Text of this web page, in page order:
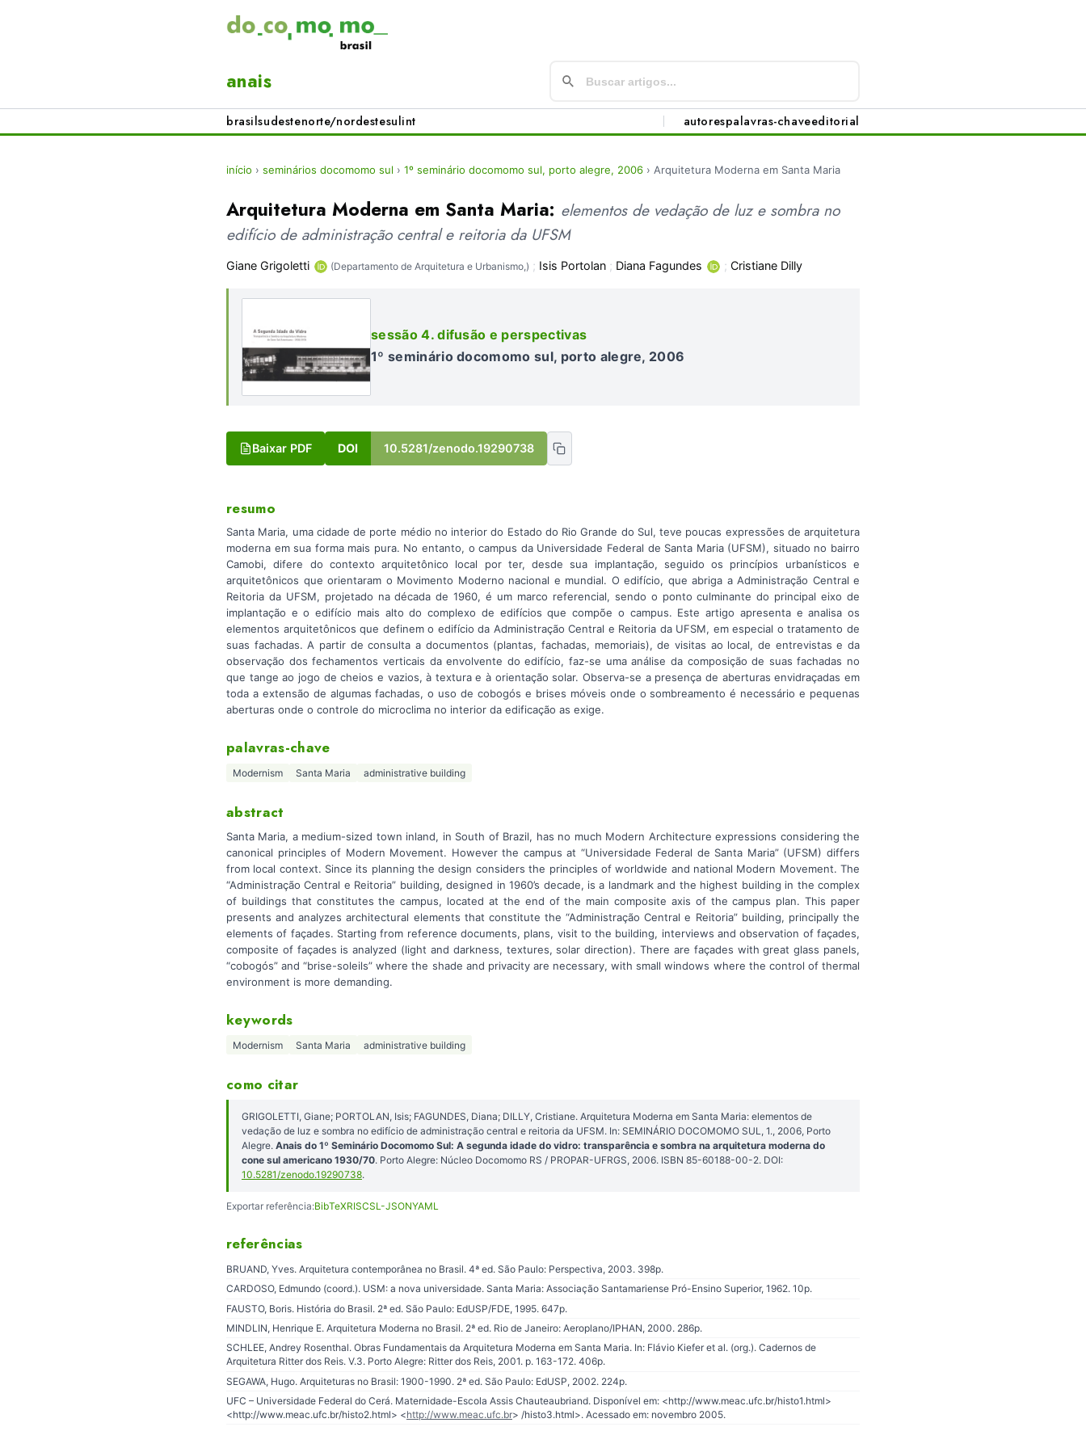
anais
brasilsudestenorte/nordestesulint autorespalavras-chaveeditorial
início › seminários docomomo sul › 1º seminário docomomo sul, porto alegre, 2006 › Arquitetura Moderna em Santa Maria
Arquitetura Moderna em Santa Maria: elementos de vedação de luz e sombra no
edifício de administração central e reitoria da UFSM
Giane Grigoletti (Departamento de Arquitetura e Urbanismo,) ; Isis Portolan ; Diana Fagundes ; Cristiane Dilly
sessão 4. difusão e perspectivas
1º seminário docomomo sul, porto alegre, 2006
Baixar PDF DOI 10.5281/zenodo.19290738
resumo
Santa Maria, uma cidade de porte médio no interior do Estado do Rio Grande do Sul, teve poucas expressões de arquitetura
moderna em sua forma mais pura. No entanto, o campus da Universidade Federal de Santa Maria (UFSM), situado no bairro
Camobi, difere do contexto arquitetônico local por ter, desde sua implantação, seguido os princípios urbanísticos e
arquitetônicos que orientaram o Movimento Moderno nacional e mundial. O edifício, que abriga a Administração Central e
Reitoria da UFSM, projetado na década de 1960, é um marco referencial, sendo o ponto culminante do principal eixo de
implantação e o edifício mais alto do complexo de edifícios que compõe o campus. Este artigo apresenta e analisa os
elementos arquitetônicos que definem o edifício da Administração Central e Reitoria da UFSM, em especial o tratamento de
suas fachadas. A partir de consulta a documentos (plantas, fachadas, memoriais), de visitas ao local, de entrevistas e da
observação dos fechamentos verticais da envolvente do edifício, faz-se uma análise da composição de suas fachadas no
que tange ao jogo de cheios e vazios, à textura e à orientação solar. Observa-se a presença de aberturas envidraçadas em
toda a extensão de algumas fachadas, o uso de cobogós e brises móveis onde o sombreamento é necessário e pequenas
aberturas onde o controle do microclima no interior da edificação as exige.
palavras-chave
Modernism Santa Maria administrative building
abstract
Santa Maria, a medium-sized town inland, in South of Brazil, has no much Modern Architecture expressions considering the
canonical principles of Modern Movement. However the campus at “Universidade Federal de Santa Maria” (UFSM) differs
from local context. Since its planning the design considers the principles of worldwide and national Modern Movement. The
“Administração Central e Reitoria” building, designed in 1960’s decade, is a landmark and the highest building in the complex
of buildings that constitutes the campus, located at the end of the main composite axis of the campus plan. This paper
presents and analyzes architectural elements that constitute the “Administração Central e Reitoria” building, principally the
elements of façades. Starting from reference documents, plans, visit to the building, interviews and observation of façades,
composite of façades is analyzed (light and darkness, textures, solar direction). There are façades with great glass panels,
“cobogós” and “brise-soleils” where the shade and privacity are necessary, with small windows where the control of thermal
environment is more demanding.
keywords
Modernism Santa Maria administrative building
como citar
GRIGOLETTI, Giane; PORTOLAN, Isis; FAGUNDES, Diana; DILLY, Cristiane. Arquitetura Moderna em Santa Maria: elementos de
vedação de luz e sombra no edifício de administração central e reitoria da UFSM. In: SEMINÁRIO DOCOMOMO SUL, 1., 2006, Porto
Alegre. Anais do 1º Seminário Docomomo Sul: A segunda idade do vidro: transparência e sombra na arquitetura moderna do
cone sul americano 1930/70. Porto Alegre: Núcleo Docomomo RS / PROPAR-UFRGS, 2006. ISBN 85-60188-00-2. DOI:
10.5281/zenodo.19290738.
Exportar referência:BibTeXRISCSL-JSONYAML
referências
BRUAND, Yves. Arquitetura contemporânea no Brasil. 4ª ed. São Paulo: Perspectiva, 2003. 398p.
CARDOSO, Edmundo (coord.). USM: a nova universidade. Santa Maria: Associação Santamariense Pró-Ensino Superior, 1962. 10p.
FAUSTO, Boris. História do Brasil. 2ª ed. São Paulo: EdUSP/FDE, 1995. 647p.
MINDLIN, Henrique E. Arquitetura Moderna no Brasil. 2ª ed. Rio de Janeiro: Aeroplano/IPHAN, 2000. 286p.
SCHLEE, Andrey Rosenthal. Obras Fundamentais da Arquitetura Moderna em Santa Maria. In: Flávio Kiefer et al. (org.). Cadernos de
Arquitetura Ritter dos Reis. V.3. Porto Alegre: Ritter dos Reis, 2001. p. 163-172. 406p.
SEGAWA, Hugo. Arquiteturas no Brasil: 1900-1990. 2ª ed. São Paulo: EdUSP, 2002. 224p.
UFC – Universidade Federal do Cerá. Maternidade-Escola Assis Chauteaubriand. Disponível em: <http://www.meac.ufc.br/histo1.html>
<http://www.meac.ufc.br/histo2.html> <http://www.meac.ufc.br> /histo3.html>. Acessado em: novembro 2005.